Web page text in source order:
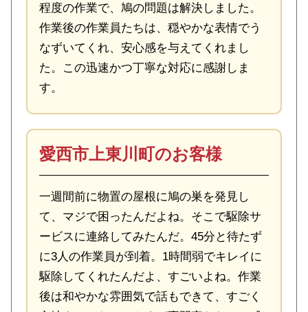
程度の作業で、鳩の問題は解決しました。
作業後の作業員たちは、穏やかな表情でう
なずいてくれ、安心感を与えてくれまし
た。この迅速かつ丁寧な対応に感謝しま
す。
愛西市上東川町のお客様
一週間前に物置の屋根に鳩の巣を発見し
て、マジで困ったんだよね。そこで駆除サ
ービスに連絡してみたんだ。45分と待たず
に3人の作業員が到着。1時間弱でキレイに
駆除してくれたんだよ、すごいよね。作業
後は和やかな雰囲気で話もできて、すごく